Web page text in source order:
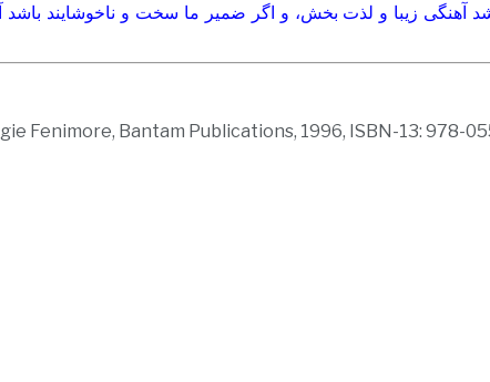
آهنگی زیبا و لذت بخش، و اگر ضمیر ما سخت و ناخوشایند
Fenimore, Bantam Publications, 1996, ISBN-13: 978-